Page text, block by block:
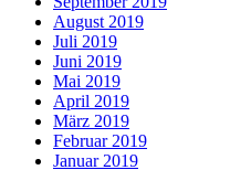
August 2019
Juli 2019
Juni 2019
Mai 2019
April 2019
März 2019
Februar 2019
Januar 2019